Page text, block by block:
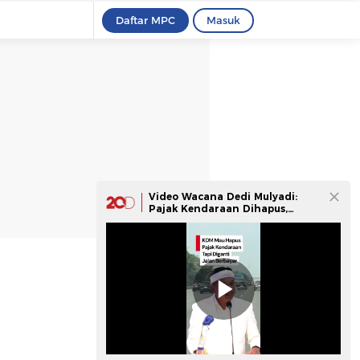
Daftar MPC Masuk
Video Wacana Dedi Mulyadi:
Pajak Kendaraan Dihapus,
Diganti Jalan Berbayar!